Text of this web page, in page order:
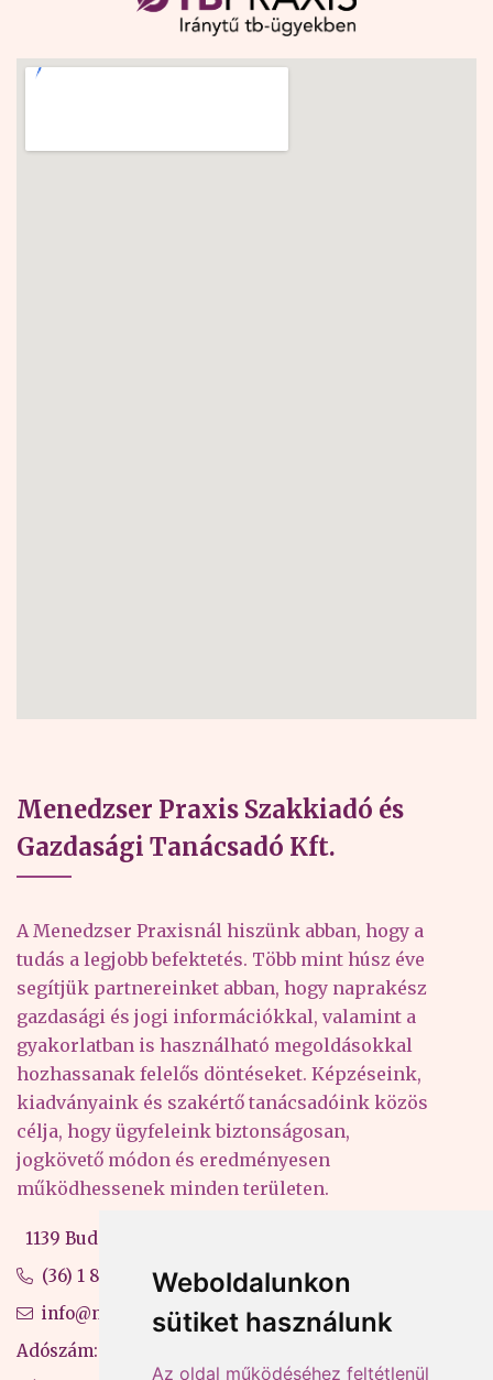
Weboldalunkon
sütiket használunk
Az oldal működéséhez feltétlenül
Menedzser Praxis Szakkiadó és
Gazdasági Tanácsadó Kft.
A Menedzser Praxisnál hiszünk abban, hogy a
tudás a legjobb befektetés. Több mint húsz éve
segítjük partnereinket abban, hogy naprakész
gazdasági és jogi információkkal, valamint a
gyakorlatban is használható megoldásokkal
hozhassanak felelős döntéseket. Képzéseink,
kiadványaink és szakértő tanácsadóink közös
célja, hogy ügyfeleink biztonságosan,
jogkövető módon és eredményesen
működhessenek minden területen.
1139 Budapest, Váci út 99-105. 4. em.
(36) 1 880 76 00
info@mprx.hu
Adószám: 13598145-2-41